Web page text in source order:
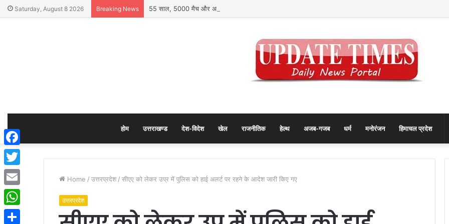
Saturday, August 8 2026 Breaking News 55 साल, 5000 मैच और अनगिनत रिकॉर्ड… जानिए कैसे बदलता गया पुरुष वनडे क्रिकेट का रोमांच
होम उत्तराखण्ड देश-विदेश खेल राजनीतिक हेल्थ अजब-गजब धर्म मनोरंजन हिमाचल प्रदेश
Home / उत्तरप्रदेश / सीएए को लेकर उप्र में पुलिस को हाई अलर्ट पर रहने के आदेश जारी किए गए
उत्तरप्रदेश
Facebook
Twitter
Email
WhatsApp